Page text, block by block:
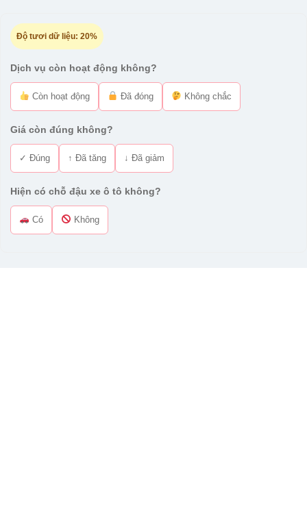
Độ tươi dữ liệu: 20%
Dịch vụ còn hoạt động không?
Còn hoạt động Đã đóng Không chắc
Giá còn đúng không?
✓ Đúng ↑ Đã tăng ↓ Đã giảm
Hiện có chỗ đậu xe ô tô không?
Có Không